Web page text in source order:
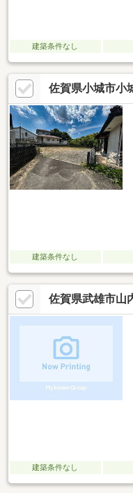
建築条件なし
佐賀県小城市小
建築条件なし
佐賀県武雄市山
建築条件なし